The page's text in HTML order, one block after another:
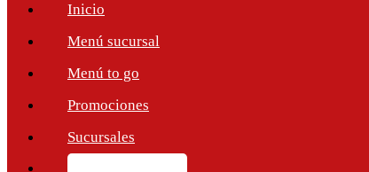
Inicio
Menú sucursal
Menú to go
Promociones
Sucursales